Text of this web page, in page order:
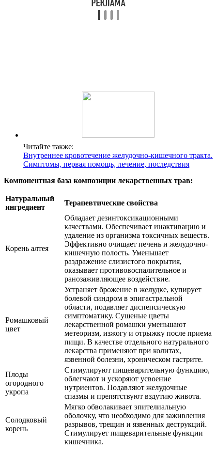
Читайте также:
Внутреннее кровотечение желудочно-кишечного тракта.
Симптомы, первая помощь, лечение, последствия
Компонентная база композиции лекарственных трав:
Натуральный
ингредиент
Терапевтические свойства
Корень алтея
Обладает дезинтоксикационными
качествами. Обеспечивает инактивацию и
удаление из организма токсичных веществ.
Эффективно очищает печень и желудочно-
кишечную полость. Уменьшает
раздражение слизистого покрытия,
оказывает противовоспалительное и
ранозаживляющее воздействие.
Ромашковый
цвет
Устраняет брожение в желудке, купирует
болевой синдром в эпигастральной
области, подавляет диспепсическую
симптоматику. Сушеные цветы
лекарственной ромашки уменьшают
метеоризм, изжогу и отрыжку после приема
пищи. В качестве отдельного натурального
лекарства применяют при колитах,
язвенной болезни, хроническом гастрите.
Плоды
огородного
укропа
Стимулируют пищеварительную функцию,
облегчают и ускоряют усвоение
нутриентов. Подавляют желудочные
спазмы и препятствуют вздутию живота.
Солодковый
корень
Мягко обволакивает эпителиальную
оболочку, что необходимо для заживления
разрывов, трещин и язвенных деструкций.
Стимулирует пищеварительные функции
кишечника.